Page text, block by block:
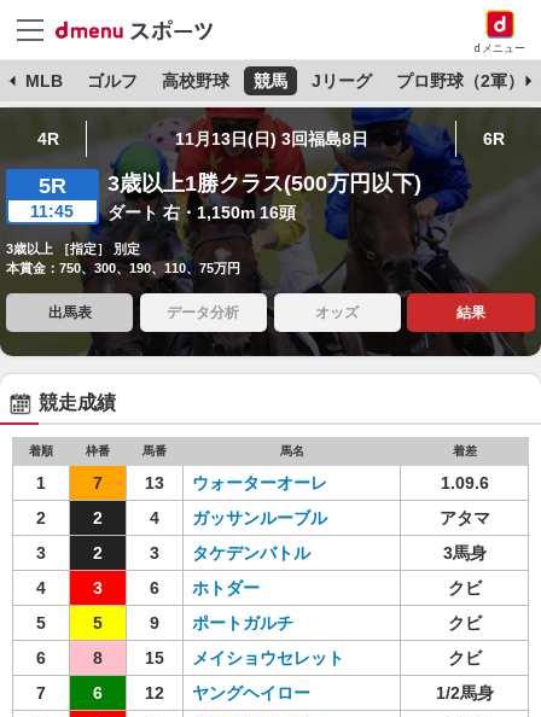
dメニュー
MLB ゴルフ 高校野球 競馬 Jリーグ プロ野球（2軍）
4R 11月13日(日) 3回福島8日 6R
5R
11:45
3歳以上1勝クラス(500万円以下)
ダート 右・1,150m 16頭
3歳以上 ［指定］ 別定
本賞金：750、300、190、110、75万円
出馬表 データ分析 オッズ 結果
競走成績
着順 枠番 馬番 馬名 着差
1 7 13 ウォーターオーレ
1.09.6
2
2 4 ガッサンルーブル
アタマ
3
2 3 タケデンバトル
3馬身
4
3 6 ホトダー
クビ
5
5 9 ポートガルチ
クビ
6
8 15 メイショウセレット
クビ
7
6 12 ヤングヘイロー
1/2馬身